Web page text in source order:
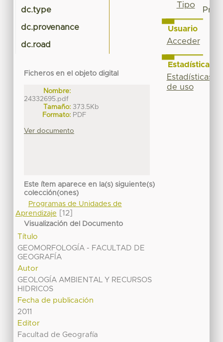
dc.type
dc.provenance
dc.road
Ficheros en el objeto digital
Nombre:
24332695.pdf
Tamaño: 373.5Kb
Formato: PDF
Ver documento
Este ítem aparece en la(s) siguiente(s)
colección(ones)
Programas de Unidades de
Aprendizaje
[12]
Visualización del Documento
Título
GEOMORFOLOGÍA - FACULTAD DE
GEOGRAFÍA
Autor
GEOLOGÍA AMBIENTAL Y RECURSOS
HIDRICOS
Fecha de publicación
2011
Editor
Facultad de Geografía
Tipo
Usuario
Acceder
Estadísticas
Estadísticas
de uso